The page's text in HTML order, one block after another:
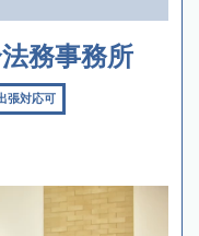
務事務所
張対応可